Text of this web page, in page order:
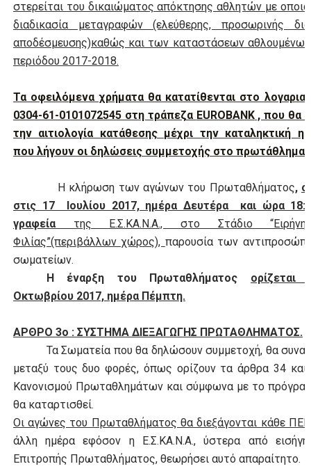
στερείται του δικαιώματος απόκτησης αθλητών με
διαδικασία μεταγραφών (ελεύθερης, προσωρινής
αποδέσμευσης)καθώς και των καταστάσεων
περιόδου 2017-2018.
Τα οφειλόμενα χρήματα θα κατατίθενται στο
0304-61-0101072545 στη τράπεζα EUROBANK, που θα
την αιτιολογία κατάθεσης μέχρι την καταληκτική
που λήγουν οι δηλώσεις συμμετοχής στο πρωτάθλημα.
Η κλήρωση των αγώνων του Πρωταθλήματος,
στις 17 Ιουλίου 2017, ημέρα Δευτέρα και ώρα
γραφείατης Ε.Σ.ΚΑ.Ν.Α., στο Στάδιο
Φιλίας”(περιβάλλων χώρος), παρουσία των
σωματείων.
Η έναρξη του Πρωταθλήματος
Οκτωβρίου 2017, ημέρα Πέμπτη.
ΑΡΘΡΟ 3ο : ΣΥΣΤΗΜΑ ΔΙΕΞΑΓΩΓΗΣ ΠΡΩΤΑΘΛΗΜΑΤΟΣ.
Τα Σωματεία που θα δηλώσουν συμμετοχή, θα
μεταξύ τους δυο φορές, όπως ορίζουν τα άρθρα 34 και
Κανονισμού Πρωταθλημάτων και σύμφωνα με το
θα καταρτισθεί.
Οι αγώνες του Πρωταθλήματος θα διεξάγονται κάθε
άλλη ημέρα εφόσον η Ε.Σ.ΚΑ.Ν.Α., ύστερα από
Επιτροπής Πρωταθλήματος, θεωρήσει αυτό απαραίτητο.